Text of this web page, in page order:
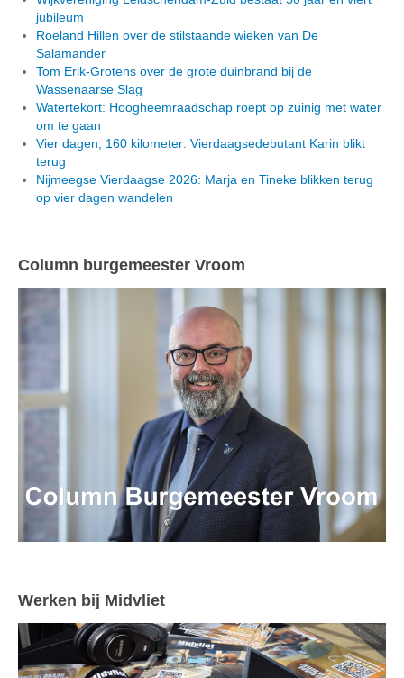
jubileum
Roeland Hillen over de stilstaande wieken van De
Salamander
Tom Erik-Grotens over de grote duinbrand bij de
Wassenaarse Slag
Watertekort: Hoogheemraadschap roept op zuinig met water
om te gaan
Vier dagen, 160 kilometer: Vierdaagsedebutant Karin blikt
terug
Nijmeegse Vierdaagse 2026: Marja en Tineke blikken terug
op vier dagen wandelen
Column burgemeester Vroom
Werken bij Midvliet